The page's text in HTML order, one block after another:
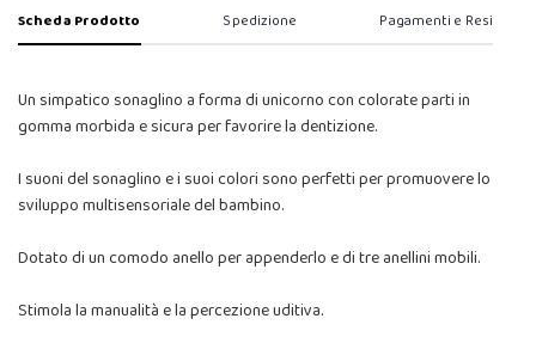
Scheda Prodotto Spedizione Pagamenti e Resi
Un simpatico sonaglino a forma di unicorno con colorate parti in
gomma morbida e sicura per favorire la dentizione.
I suoni del sonaglino e i suoi colori sono perfetti per promuovere lo
sviluppo multisensoriale del bambino.
Dotato di un comodo anello per appenderlo e di tre anellini mobili.
Stimola la manualità e la percezione uditiva.